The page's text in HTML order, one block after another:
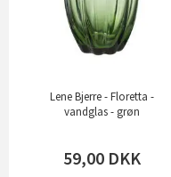
Lene Bjerre - Floretta -
vandglas - grøn
59,00 DKK